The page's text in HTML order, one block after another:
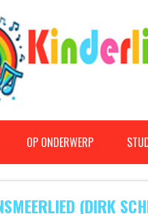
OP ONDERWERP
(DIRK